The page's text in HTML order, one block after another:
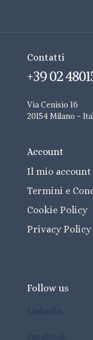
Contatti
+39 02
Via Cenisio 16
20154 Milano -
Account
Il mio account
Termini e
Cookie Policy
Privacy Policy
Follow us
Linkedin
Facebook